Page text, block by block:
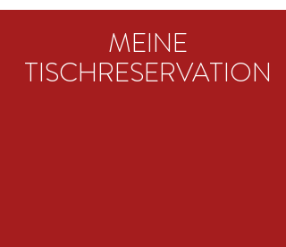
MEINE
TISCHRESERVATION